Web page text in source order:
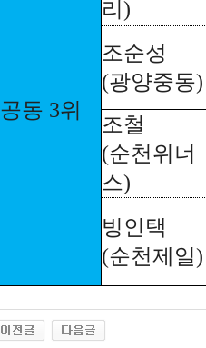
공동 3위
리)
조순성
(광양중동)
조철
(순천위너
스)
빙인택
(순천제일)